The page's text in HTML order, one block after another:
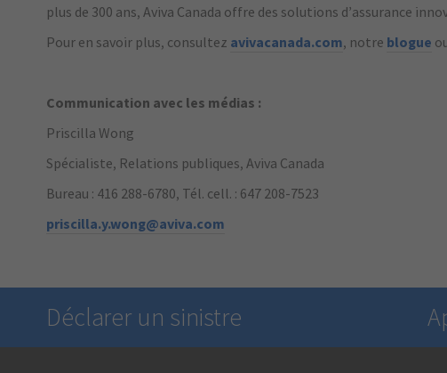
plus de 300 ans, Aviva Canada offre des solutions d’assurance
Pour en savoir plus, consultez avivacanada.com, notre blogue
Communication avec les médias :
Priscilla Wong
Spécialiste, Relations publiques, Aviva Canada
Bureau : 416 288-6780, Tél. cell. : 647 208-7523
priscilla.y.wong@aviva.com
Déclarer un sinistre